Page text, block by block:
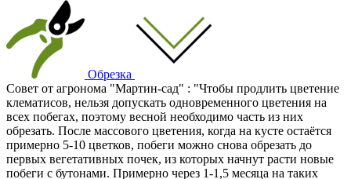
Обрезка
Совет от агронома "Мартин-сад" : "Чтобы продлить цветение
клематисов, нельзя допускать одновременного цветения на
всех побегах, поэтому весной необходимо часть из них
обрезать. После массового цветения, когда на кусте остаётся
примерно 5-10 цветков, побеги можно снова обрезать до
первых вегетативных почек, из которых начнут расти новые
побеги с бутонами. Примерно через 1-1,5 месяца на таких